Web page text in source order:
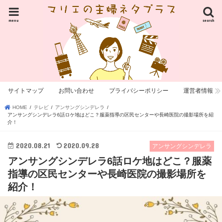
search
menu
サイトマップ お問い合わせ プライバシーポリシー 運営者情報
HOME テレビ
アンサングシンデレラ
アンサングシンデレラ6話ロケ地はどこ？服薬指導の区民センターや長崎医院の撮影場所を紹
介！
アンサングシンデレラ
2020.08.21 2020.09.28
アンサングシンデレラ6話ロケ地はどこ？服薬
指導の区民センターや長崎医院の撮影場所を
紹介！